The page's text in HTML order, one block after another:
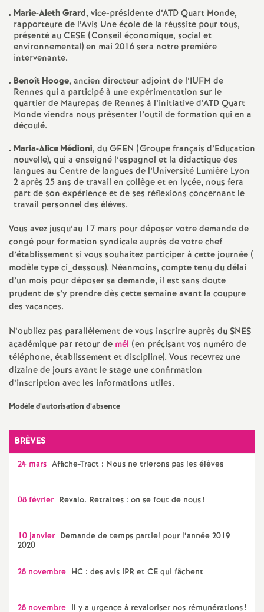
s
E
n
s
i
g
n
e
m
n
t
d
e
S
o
Marie-Aleth Grard, vice-présidente d’ATD Quart Monde,
rapporteure de l’Avis Une école de la réussite pour tous,
présenté au CESE (Conseil économique, social et
environnemental) en mai 2016 sera notre première
intervenante.
Benoît Hooge, ancien directeur adjoint de l’IUFM de
Rennes qui a participé à une expérimentation sur le
quartier de Maurepas de Rennes à l’initiative d’ATD Quart
Monde viendra nous présenter l’outil de formation qui en a
découlé.
Maria-Alice Médioni, du GFEN (Groupe français d’Education
nouvelle), qui a enseigné l’espagnol et la didactique des
langues au Centre de langues de l’Université Lumière Lyon
2 après 25 ans de travail en collège et en lycée, nous fera
part de son expérience et de ses réflexions concernant le
travail personnel des élèves.
Vous avez jusqu’au 17 mars pour déposer votre demande de
congé pour formation syndicale auprès de votre chef
d’établissement si vous souhaitez participer à cette journée (
modèle type ci_dessous). Néanmoins, compte tenu du délai
d’un mois pour déposer sa demande, il est sans doute
prudent de s’y prendre dès cette semaine avant la coupure
des vacances.
N’oubliez pas parallèlement de vous inscrire auprès du SNES
académique par retour demél (en précisant vos numéro de
téléphone, établissement et discipline). Vous recevrez une
dizaine de jours avant le stage une confirmation
d’inscription avec les informations utiles.
Modèle d’autorisation d’absence
BRÈVES
24 mars Affiche-Tract : Nous ne trierons pas les élèves
08 février Revalo. Retraites : on se fout de nous!
10 janvier Demande de temps partiel pour l’année 2019
2020
28 novembre HC : des avis IPR et CE qui fâchent
28 novembre Il y a urgence à revaloriser nos rémunérations!